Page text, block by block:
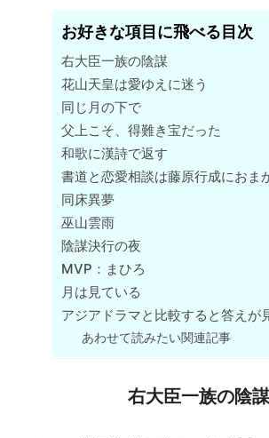
お好きな項目に飛べる目次
右大臣一族の陰謀
花山天皇は愛ゆえに迷う
同じ月の下で
父上こそ、得難き宝だった
和歌に漢詩で返す
書道と恋愛相談は藤原行成におま
同床異夢
巫山雲雨
陰謀決行の夜
MVP：まひろ
月は見ている
アジアドラマと比較すると答えが
あわせて読みたい関連記事
右大臣一族の陰謀